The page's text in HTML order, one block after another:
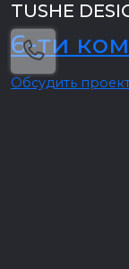
TUSHE
6-ти
Обсудить